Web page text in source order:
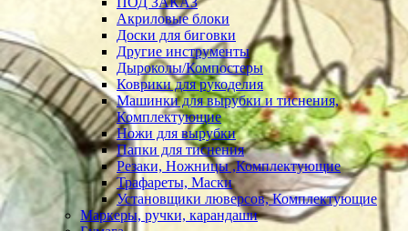
Акриловые блоки
Доски для биговки
Другие инструменты
Дыроколы/Компостеры
Коврики для рукоделия
Машинки для вырубки и тиснения,
Комплектующие
Ножи для вырубки
Папки для тиснения
Резаки, Ножницы ,Комплектующие
Трафареты, Маски
Установщики люверсов, Комплектующие
Маркеры, ручки, карандаши